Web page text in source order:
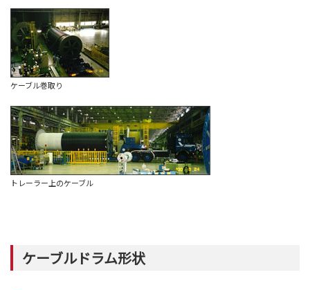
ケーブル巻取り
トレーラー上のケーブル
ケーブルドラム形状